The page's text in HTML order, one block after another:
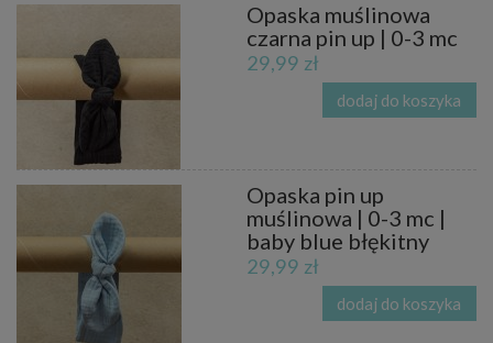
Opaska muślinowa
czarna pin up | 0-3 mc
29,99 zł
dodaj do koszyka
Opaska pin up
muślinowa | 0-3 mc |
baby blue błękitny
29,99 zł
dodaj do koszyka